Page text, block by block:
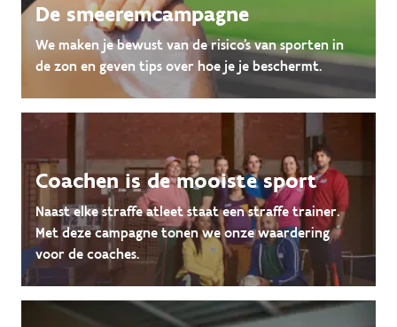
De smeeremcampagne
We maken je bewust van de risico's van sporten in
de zon en geven tips over hoe je je beschermt.
Coachen is de mooiste sport
Naast elke straffe atleet staat een straffe trainer.
Met deze campagne tonen we onze waardering
voor de coaches.